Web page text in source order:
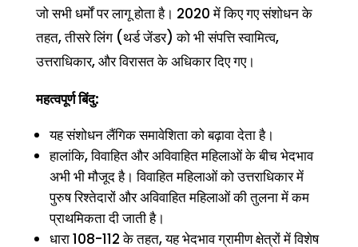
जो सभी धर्मों पर लागू होता है। 2020 में किए गए संशोधन के
तहत, तीसरे लिंग (थर्ड जेंडर) को भी संपत्ति स्वामित्व,
उत्तराधिकार, और विरासत के अधिकार दिए गए।
महत्वपूर्ण बिंदु:
यह संशोधन लैंगिक समावेशिता को बढ़ावा देता है।
हालांकि, विवाहित और अविवाहित महिलाओं के बीच भेदभाव
अभी भी मौजूद है। विवाहित महिलाओं को उत्तराधिकार में
पुरुष रिश्तेदारों और अविवाहित महिलाओं की तुलना में कम
प्राथमिकता दी जाती है।
धारा 108-112 के तहत, यह भेदभाव ग्रामीण क्षेत्रों में विशेष